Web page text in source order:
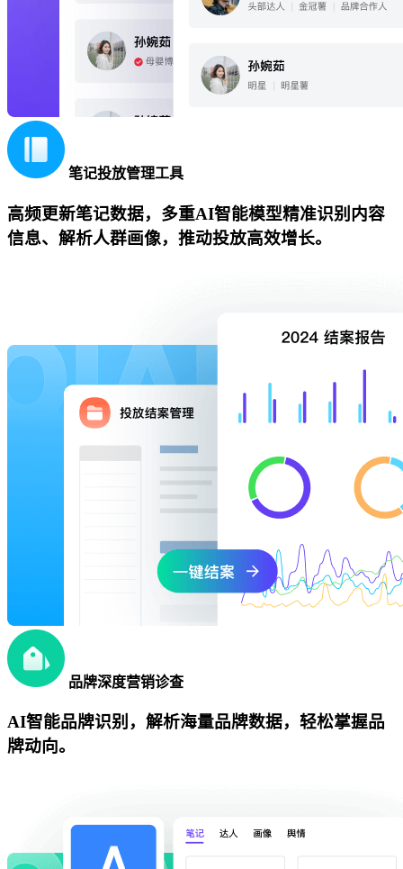
笔记投放管理工具
高频更新笔记数据，多重AI智能模型精准识别内容
信息、解析人群画像，推动投放高效增长。
品牌深度营销诊查
AI智能品牌识别，解析海量品牌数据，轻松掌握品
牌动向。